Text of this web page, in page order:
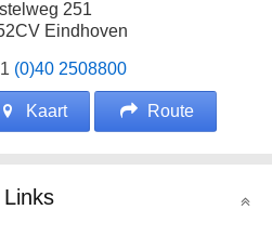
251
Eindhoven
(0)40 2508800
Kaart Route
Links